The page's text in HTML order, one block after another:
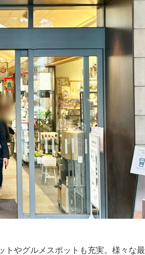
トやグルメスポットも充実。様々な最